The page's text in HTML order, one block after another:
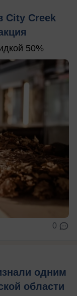
City Creek
50%
0
одним
области